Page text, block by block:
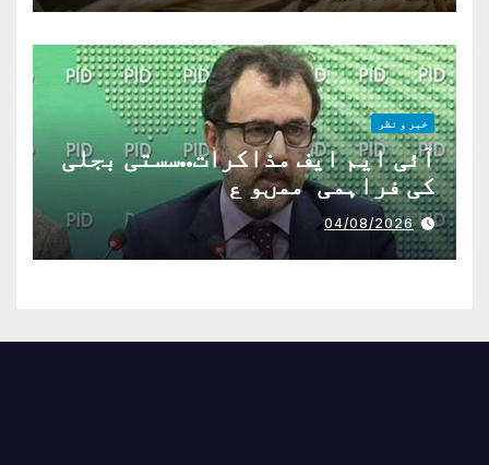
خبر و نظر
آئی ایم ایف مذاکرات..سستی بجلی
کی فراہمی ممںو ع
04/08/2026